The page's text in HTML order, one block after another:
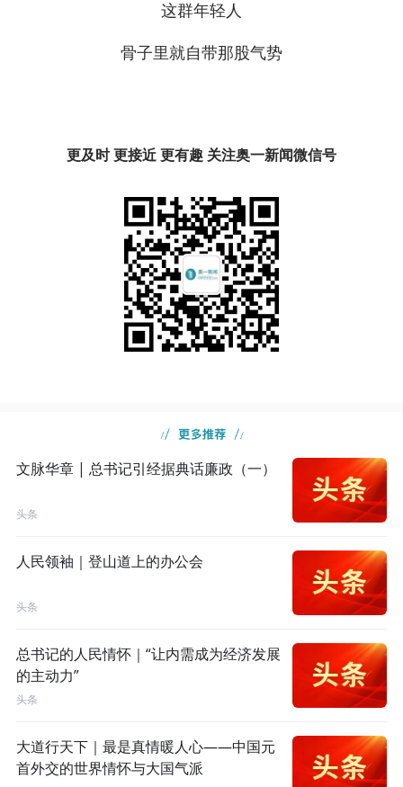
这群年轻人
骨子里就自带那股气势
更及时 更接近 更有趣 关注奥一新闻微信号
文脉华章 | 总书记引经据典话廉政（一）
头条
人民领袖｜登山道上的办公会
头条
总书记的人民情怀｜“让内需成为经济发展
的主动力”
头条
大道行天下｜最是真情暖人心——中国元
首外交的世界情怀与大国气派